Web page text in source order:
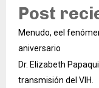
Post
Menudo, eel
aniversario
Dr. Elizabeth
transmisión del VIH.